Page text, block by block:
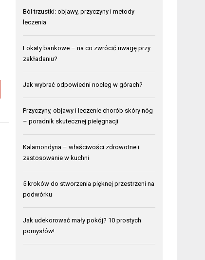
Ból trzustki: objawy, przyczyny i metody
leczenia
Lokaty bankowe – na co zwrócić uwagę przy
zakładaniu?
Jak wybrać odpowiedni nocleg w górach?
Przyczyny, objawy i leczenie chorób skóry nóg
– poradnik skutecznej pielęgnacji
Kalamondyna – właściwości zdrowotne i
zastosowanie w kuchni
5 kroków do stworzenia pięknej przestrzeni na
podwórku
Jak udekorować mały pokój? 10 prostych
pomysłów!